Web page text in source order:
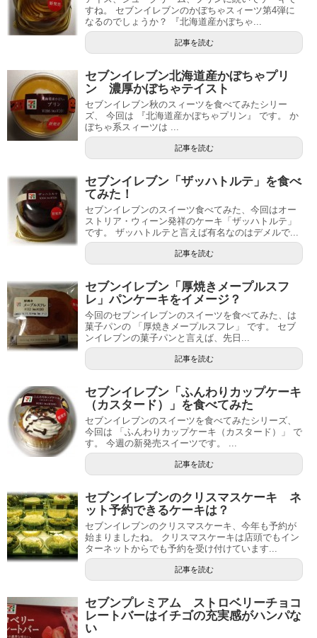
すね。 セブンイレブンのかぼちゃスィーツ第4弾に
なるのでしょうか？ 『北海道産かぼちゃ...
記事を読む
セブンイレブン北海道産かぼちゃプリ
ン 濃厚かぼちゃテイスト
セブンイレブン秋のスィーツを食べてみたシリー
ズ、 今回は 『北海道産かぼちゃプリン』 です。 か
ぼちゃ系スィーツは ...
記事を読む
セブンイレブン「ザッハトルテ」を食べ
てみた！
セブンイレブンのスイーツ食べてみた、今回はオー
ストリア・ウィーン発祥のケーキ「ザッハトルテ」
です。 ザッハトルテと言えば有名なのはデメルで...
記事を読む
セブンイレブン「厚焼きメープルスフ
レ」パンケーキをイメージ？
今回のセブンイレブンのスイーツを食べてみた、は
菓子パンの 「厚焼きメープルスフレ」 です。 セブ
ンイレブンの菓子パンと言えば、先日...
記事を読む
セブンイレブン「ふんわりカップケーキ
（カスタード）」を食べてみた
セブンイレブンのスイーツを食べてみたシリーズ、
今回は 「ふんわりカップケーキ（カスタード）」 で
す。 今週の新発売スイーツです。 ...
記事を読む
セブンイレブンのクリスマスケーキ ネ
ット予約できるケーキは？
セブンイレブンのクリスマスケーキ、今年も予約が
始まりましたね。 クリスマスケーキは店頭でもイン
ターネットからでも予約を受け付けています...
記事を読む
セブンプレミアム ストロベリーチョコ
レートバーはイチゴの充実感がハンパな
い